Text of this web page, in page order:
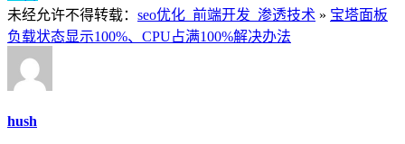
未经允许不得转载： seo优化_前端开发_渗透技术 » 宝塔面板
负载状态显示100%、CPU占满100%解决办法
hush